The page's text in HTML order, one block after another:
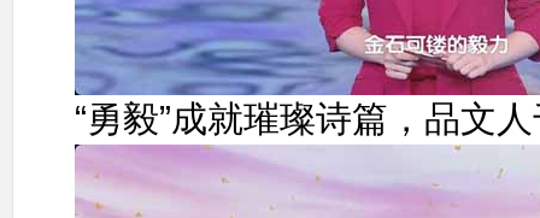
“勇毅”成就璀璨诗篇，品文